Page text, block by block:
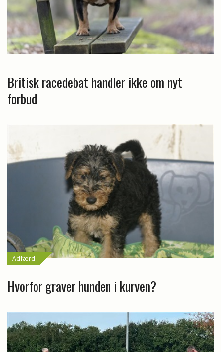
Britisk racedebat handler ikke om nyt
forbud
Adfærd
Hvorfor graver hunden i kurven?